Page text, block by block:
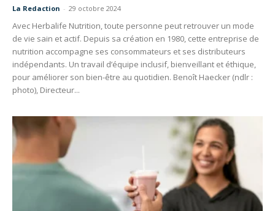
La Redaction - 29 octobre 2024
Avec Herbalife Nutrition, toute personne peut retrouver un mode
de vie sain et actif. Depuis sa création en 1980, cette entreprise de
nutrition accompagne ses consommateurs et ses distributeurs
indépendants. Un travail d’équipe inclusif, bienveillant et éthique,
pour améliorer son bien-être au quotidien. Benoît Haecker (ndlr :
photo), Directeur...